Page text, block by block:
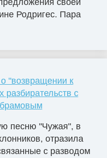
своей
Родригес. Пара
"возвращении к
с
песню "Чужая", в
отразила
с разводом